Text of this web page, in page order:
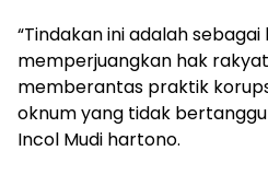
“Tindakan ini adalah
memperjuangkan hak
memberantas praktik
oknum yang tidak
Incol Mudi hartono.